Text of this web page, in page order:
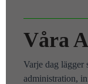
Våra
Varje dag lägger
administration,